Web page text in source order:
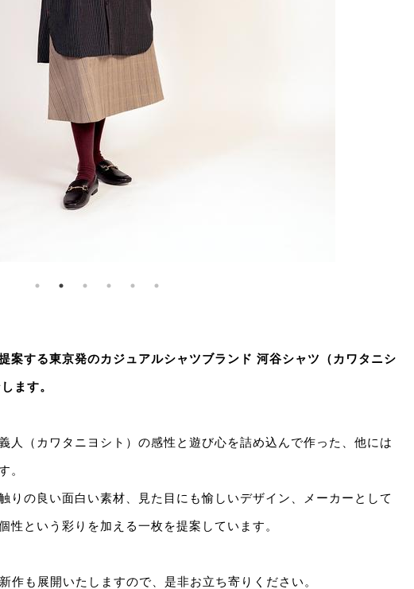
案する東京発のカジュアルシャツブランド 河谷シャツ（カワタニシ
ます。
人（カワタニヨシト）の感性と遊び心を詰め込んで作った、他には
。
りの良い面白い素材、見た目にも愉しいデザイン、メーカーとして
性という彩りを加える一枚を提案しています。
作も展開いたしますので、是非お立ち寄りください。